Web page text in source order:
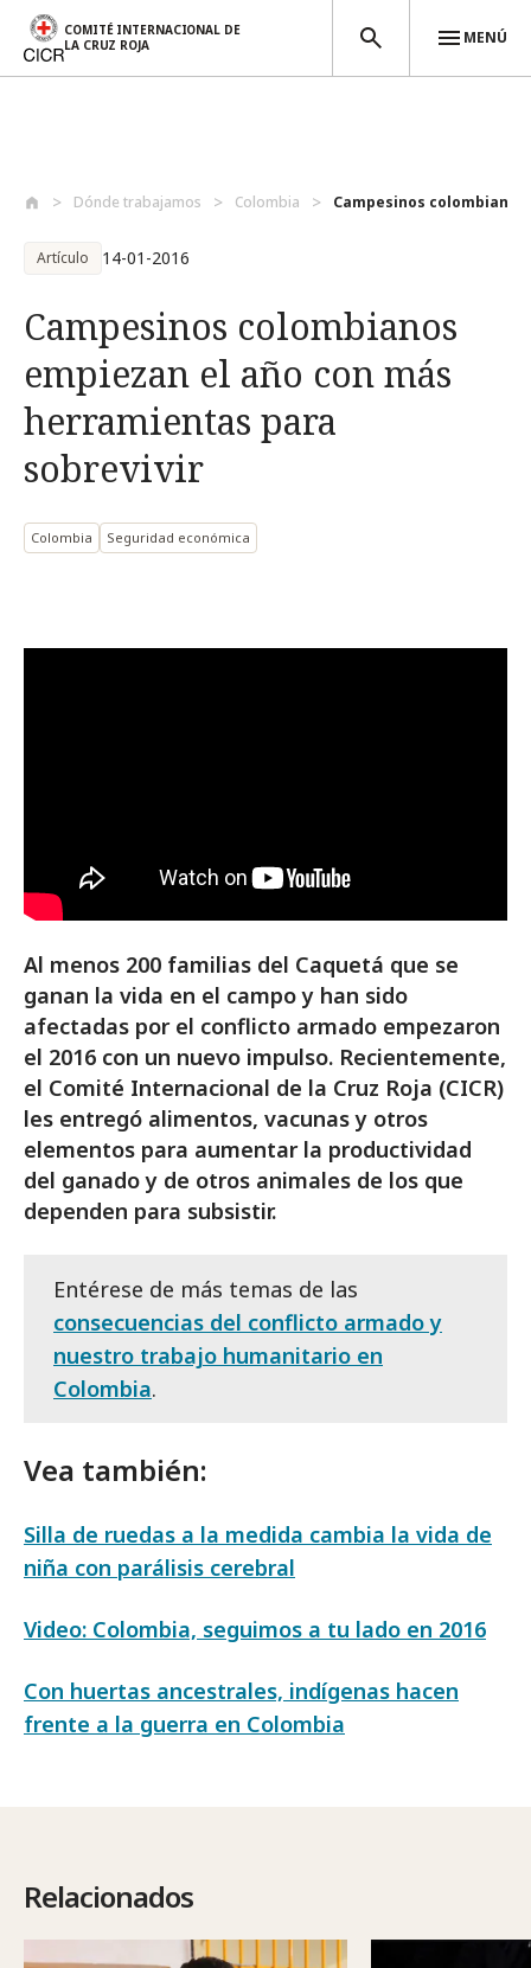
COMITÉ INTERNACIONAL DE
LA CRUZ ROJA
MENÚ
Dónde trabajamos Colombia Campesinos
Artículo 14-01-2016
Campesinos colombianos
empiezan el año con más
herramientas para
sobrevivir
Colombia Seguridad económica
Al menos 200 familias del Caquetá que se
ganan la vida en el campo y han sido
afectadas por el conflicto armado empezaron
el 2016 con un nuevo impulso. Recientemente,
el Comité Internacional de la Cruz Roja (CICR)
les entregó alimentos, vacunas y otros
elementos para aumentar la productividad
del ganado y de otros animales de los que
dependen para subsistir.
Entérese de más temas de las
consecuencias del conflicto armado y
nuestro trabajo humanitario en
Colombia.
Vea también:
Silla de ruedas a la medida cambia la vida de
niña con parálisis cerebral
Video: Colombia, seguimos a tu lado en 2016
Con huertas ancestrales, indígenas hacen
frente a la guerra en Colombia
Relacionados